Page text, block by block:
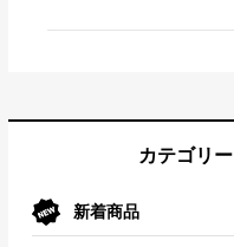
カテゴリー
新着商品